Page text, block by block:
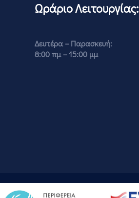
Ωράριο Λειτουργίας:
Δευτέρα – Παρασκευή:
8:00 πμ – 15:00 μμ